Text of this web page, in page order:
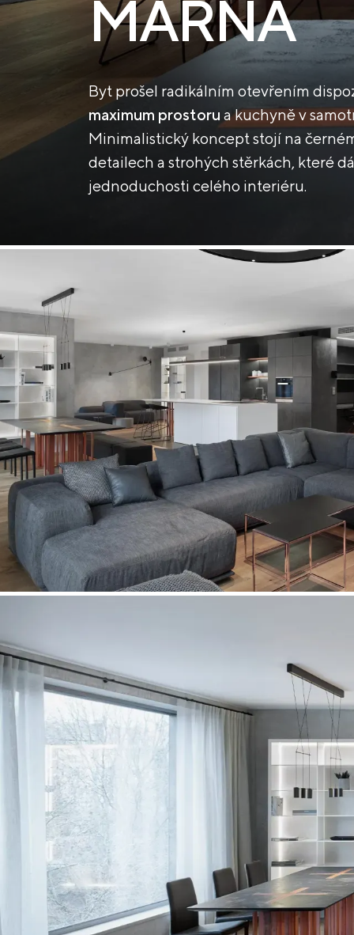
MARNA
Byt prošel radikálním otevřením
maximum prostoru a kuchyně v
Minimalistický koncept stojí na
detailech a strohých stěrkách, které
jednoduchosti celého interiéru.